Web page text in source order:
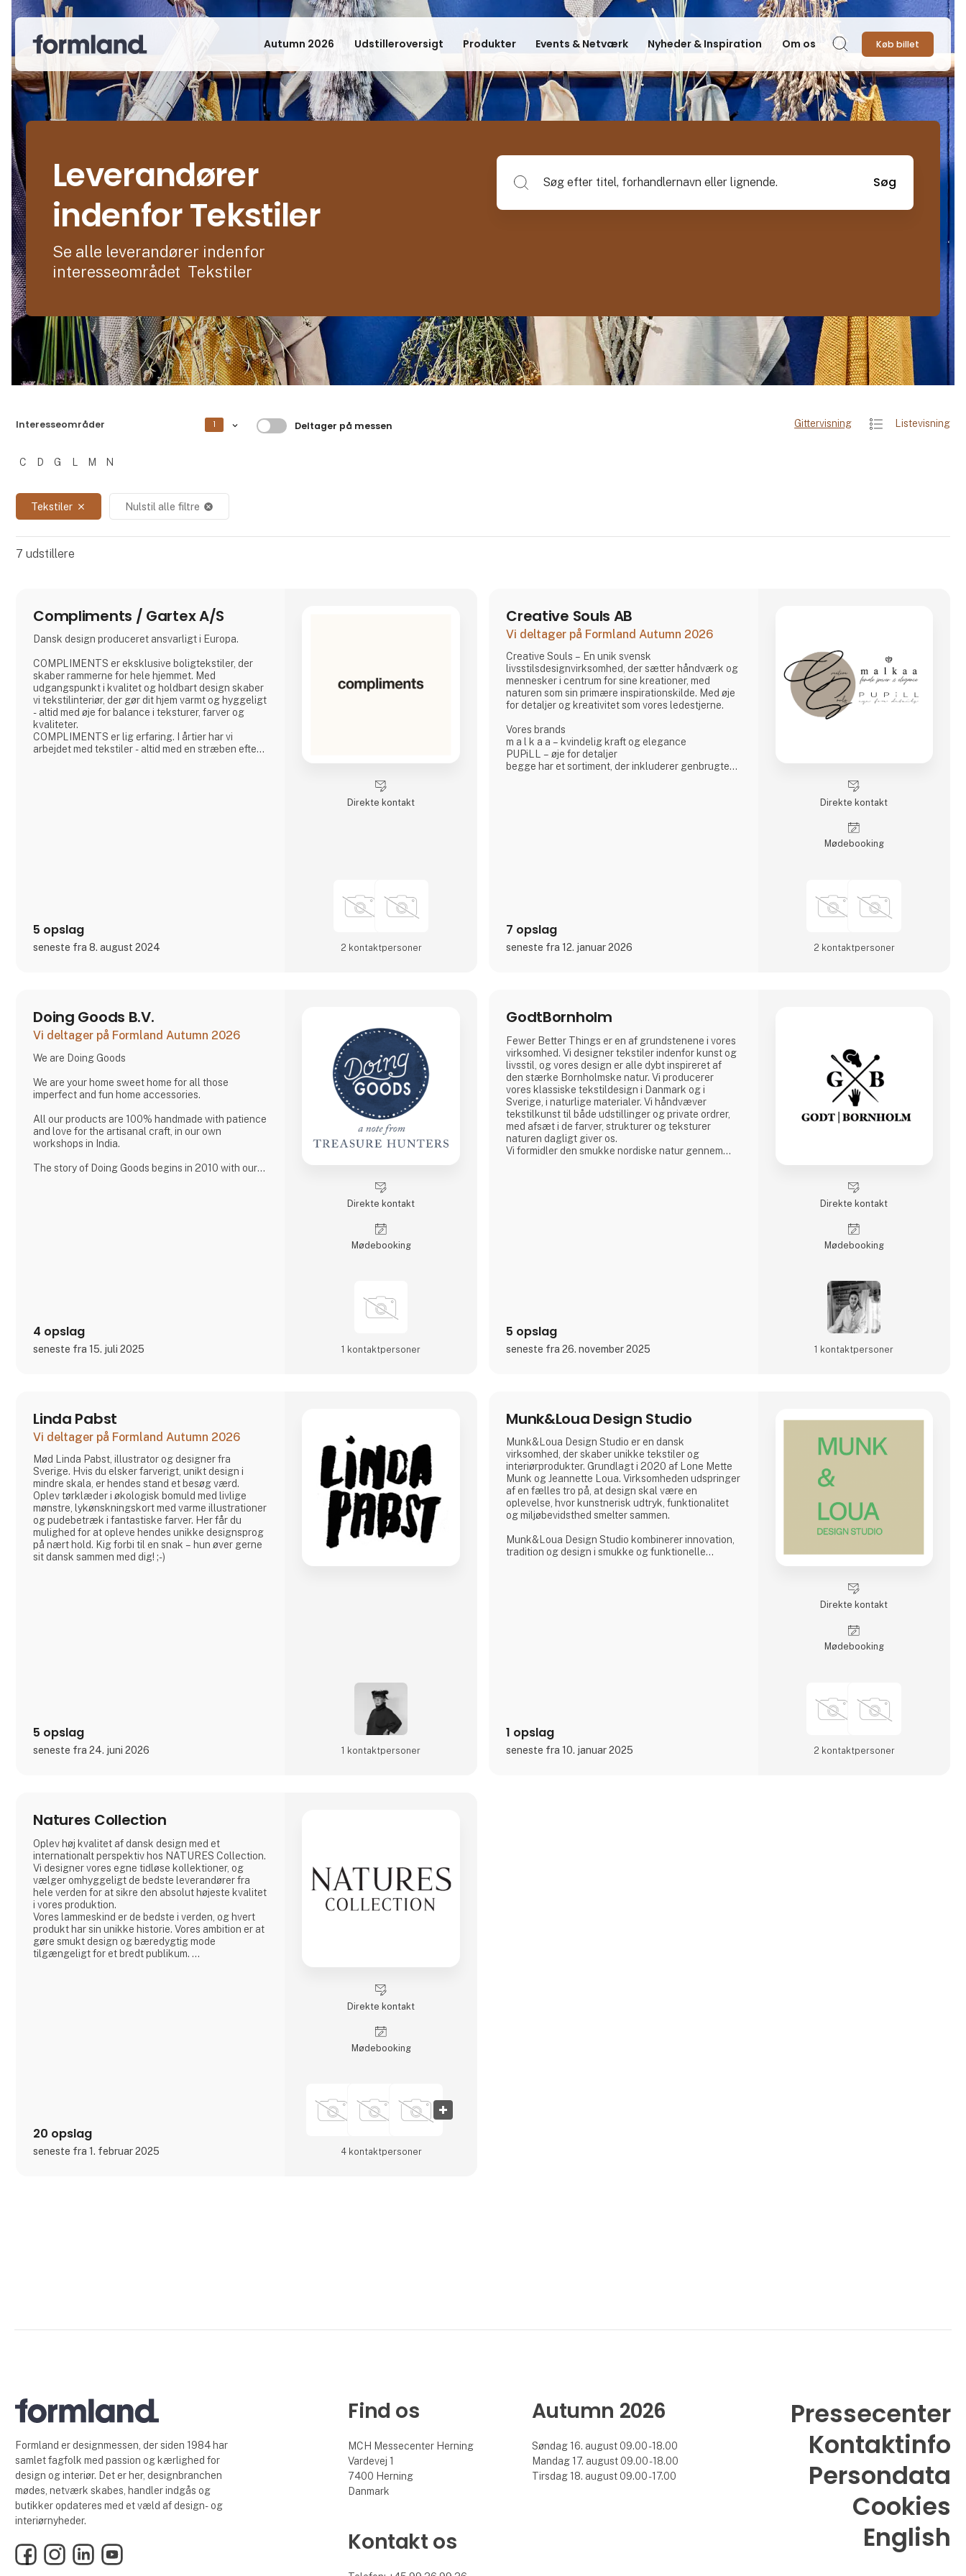
Autumn 2026 Udstilleroversigt Produkter Events & Netværk Nyheder & Inspiration Om os Søg Køb billet
Leverandører
indenfor Tekstiler
Se alle leverandører indenfor
interesseområdet Tekstiler
Søg efter titel, forhandlernavn eller lignende.
Søg
Interesseområder 1 Filtrer resultater
Deltager på messen
Filtrer resultater
C D G L M N
Tekstiler close Nulstil alle filtre cancel
Gittervisning Listevisning
7 udstillere
Compliments / Gartex A/S
Dansk design produceret ansvarligt i Europa.
COMPLIMENTS er eksklusive boligtekstiler, der
skaber rammerne for hele hjemmet. Med
udgangspunkt i kvalitet og holdbart design skaber
vi tekstilinteriør, der gør dit hjem varmt og hyggeligt
- altid med øje for balance i teksturer, farver og
kvaliteter.
COMPLIMENTS er lig erfaring. I årtier har vi
arbejdet med tekstiler - altid med en stræben efter
5 opslag
seneste fra 8. august 2024
Direkte kontakt
2 kontakt­personer
Creative Souls AB
Vi deltager på Formland Autumn 2026
Creative Souls – En unik svensk
livsstilsdesignvirksomhed, der sætter håndværk og
mennesker i centrum for sine kreationer, med
naturen som sin primære inspirationskilde. Med øje
for detaljer og kreativitet som vores ledestjerne.
Vores brands
m a l k a a – kvindelig kraft og elegance
PUPiLL – øje for detaljer
begge har et sortiment, der inkluderer genbrugte
7 opslag
seneste fra 12. januar 2026
Direkte kontakt
Møde­booking
2 kontakt­personer
Doing Goods B.V.
Vi deltager på Formland Autumn 2026
We are Doing Goods
We are your home sweet home for all those
imperfect and fun home accessories.
All our products are 100% handmade with patience
and love for the artisanal craft, in our own
workshops in India.
The story of Doing Goods begins in 2010 with our
We make good on the promis
4 opslag
seneste fra 15. juli 2025
Direkte kontakt
Møde­booking
1 kontakt­personer
GodtBornholm
Fewer Better Things er en af grundstenene i vores
virksomhed. Vi designer tekstiler indenfor kunst og
livsstil, og vores design er alle dybt inspireret af
den stærke Bornholmske natur. Vi producerer
vores klassiske tekstildesign i Danmark og i
Sverige, i naturlige materialer. Vi håndvæver
tekstilkunst til både udstillinger og private ordrer,
med afsæt i de farver, strukturer og teksturer
naturen dagligt giver os.
Vi formidler den smukke nordiske natur gennem
5 opslag
seneste fra 26. november 2025
Direkte kontakt
Møde­booking
1 kontakt­personer
Linda Pabst
Vi deltager på Formland Autumn 2026
Mød Linda Pabst, illustrator og designer fra
Sverige. Hvis du elsker farverigt, unikt design i
mindre skala, er hendes stand et besøg værd.
Oplev tørklæder i økologisk bomuld med livlige
mønstre, lykønskningskort med varme illustrationer
og pudebetræk i fantastiske farver. Her får du
mulighed for at opleve hendes unikke designsprog
på nært hold. Kig forbi til en snak – hun øver gerne
sit dansk sammen med dig! ;-)
5 opslag
seneste fra 24. juni 2026 1 kontakt­personer
Munk&Loua Design Studio
Munk&Loua Design Studio er en dansk
virksomhed, der skaber unikke tekstiler og
interiørprodukter. Grundlagt i 2020 af Lone Mette
Munk og Jeannette Loua. Virksomheden udspringer
af en fælles tro på, at design skal være en
oplevelse, hvor kunstnerisk udtryk, funktionalitet
og miljøbevidsthed smelter sammen.
Munk&Loua Design Studio kombinerer innovation,
tradition og design i smukke og funktionelle
1 opslag
seneste fra 10. januar 2025
Direkte kontakt
Møde­booking
2 kontakt­personer
Natures Collection
Oplev høj kvalitet af dansk design med et
internationalt perspektiv hos NATURES Collection.
Vi designer vores egne tidløse kollektioner, og
vælger omhyggeligt de bedste leverandører fra
hele verden for at sikre den absolut højeste kvalitet
i vores produktion.
Vores lammeskind er de bedste i verden, og hvert
produkt har sin unikke historie. Vores ambition er at
gøre smukt design og bæredygtig mode
tilgængeligt for et bredt publikum.
20 opslag
seneste fra 1. februar 2025
Direkte kontakt
Møde­booking
4 kontakt­personer
Formland er designmessen, der siden 1984 har
samlet fagfolk med passion og kærlighed for
design og interiør. Det er her, designbranchen
mødes, netværk skabes, handler indgås og
butikker opdateres med et væld af design- og
interiørnyheder.
FacebookInstagramLinkedInYouTube
Find os
MCH Messecenter Herning
Vardevej 1
7400 Herning
Danmark
Kontakt os
Autumn 2026
Søndag 16. august 09.00 - 18.00
Mandag 17. august 09.00 - 18.00
Tirsdag 18. august 09.00 - 17.00
Pressecenter
Kontaktinfo
Persondata
Cookies
English